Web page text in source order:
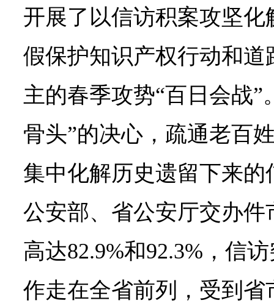
开展了以信访积案攻坚
假保护知识产权行动和
主的春季攻势“百日会战”
骨头”的决心，疏通老百
集中化解历史遗留下来的
公安部、省公安厅交办
高达82.9%和92.3%，信
作走在全省前列，受到